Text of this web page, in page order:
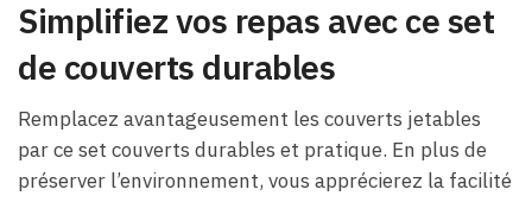
Simplifiez vos repas avec ce set
de couverts durables
Remplacez avantageusement les couverts jetables
par ce set couverts durables et pratique. En plus de
préserver l’environnement, vous apprécierez la facilité